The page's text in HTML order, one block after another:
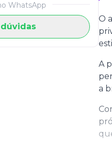
WhatsApp
O
A
a